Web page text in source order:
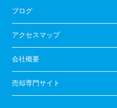
ブログ
アクセスマップ
会社概要
売却専門サイト